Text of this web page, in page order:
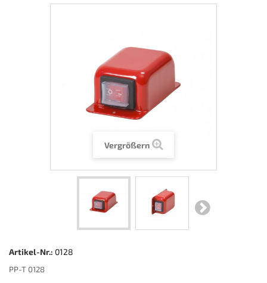
Vergrößern
Artikel-Nr.: 0128
PP-T 0128